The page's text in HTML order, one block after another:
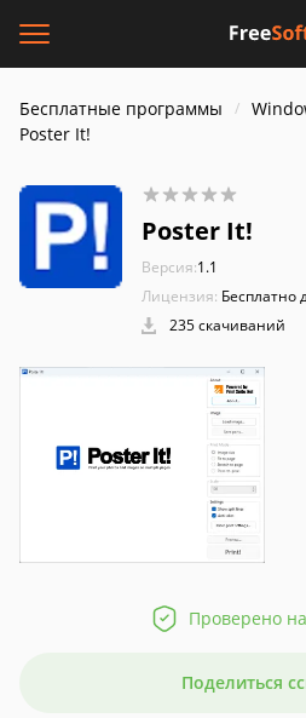
Бесплатные программы
Poster It!
Poster It!
Версия:1.1
Лицензия: Бесплатно
235 скачиваний
Проверено
Поделиться